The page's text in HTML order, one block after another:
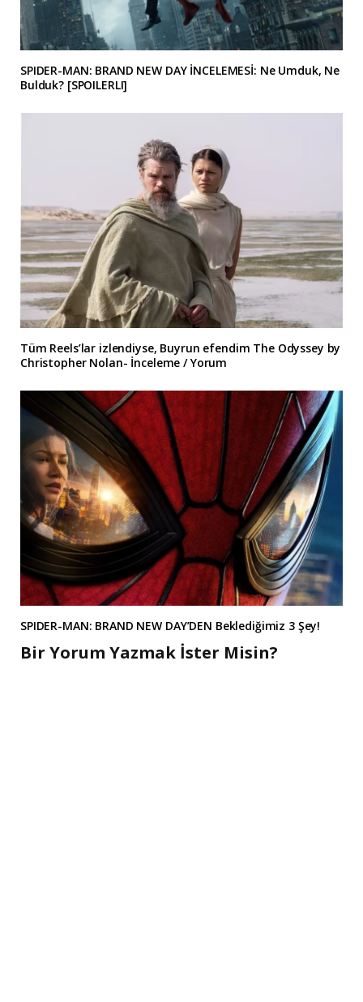
SPIDER-MAN: BRAND NEW DAY İNCELEMESİ: Ne Umduk, Ne
Bulduk? [SPOILERLI]
Tüm Reels’lar izlendiyse, Buyrun efendim The Odyssey by
Christopher Nolan- İnceleme / Yorum
SPIDER-MAN: BRAND NEW DAY’DEN Beklediğimiz 3 Şey!
Bir Yorum Yazmak İster Misin?